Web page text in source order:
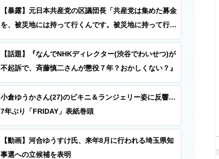
【暴露】元日本共産党の区議団長「共産党は集めた募金
を、被災地には持って行くんです。被災地に持って行っ
て何に使うかっていったら、被災地での共産党の活動に
使う」
【話題】『なんでNHKディレクター(渋谷でわいせつ)が
不起訴で、斉藤慎二さんが懲役７年？おかしくない？』
小倉ゆうかさん(27)のビキニ＆ランジェリー姿に反響…
7年ぶり「FRIDAY」表紙巻頭
【動画】河合ゆうすけ氏、来年8月に行われる埼玉県知
事選への立候補を表明